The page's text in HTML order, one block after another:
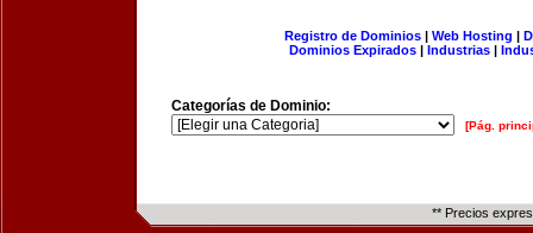
Registro de Dominios| Web Hosting |
Dominios Expirados | Industrias |
Categorías de Dominio:
[Pág.
** Precios